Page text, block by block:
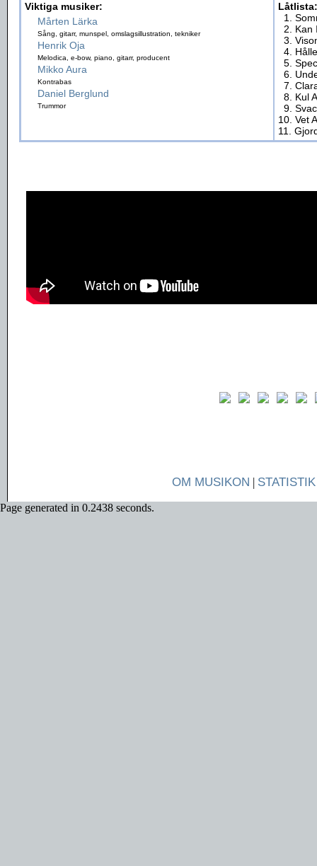
Viktiga musiker:
Mårten Lärka
Sång, gitarr, munspel, omslagsillustration, tekniker
Henrik Oja
Melodica, e-bow, piano, gitarr, producent
Mikko Aura
Kontrabas
Daniel Berglund
Trummor
Låtlista:
1.
2. Kan
3.
4.
5.
6.
7.
8. Kul
9.
10. Vet
11.
OM MUSIKON | STATISTIK
Page generated in 0.2438 seconds.